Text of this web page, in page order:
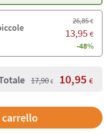
26,85€
13,95 €
-48%
17,90 € 10,95 €